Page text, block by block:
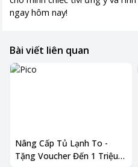
ngay hôm nay!
Bài viết liên quan
Nâng Cấp Tủ Lạnh To -
Tặng Voucher Đến 1 Triệu